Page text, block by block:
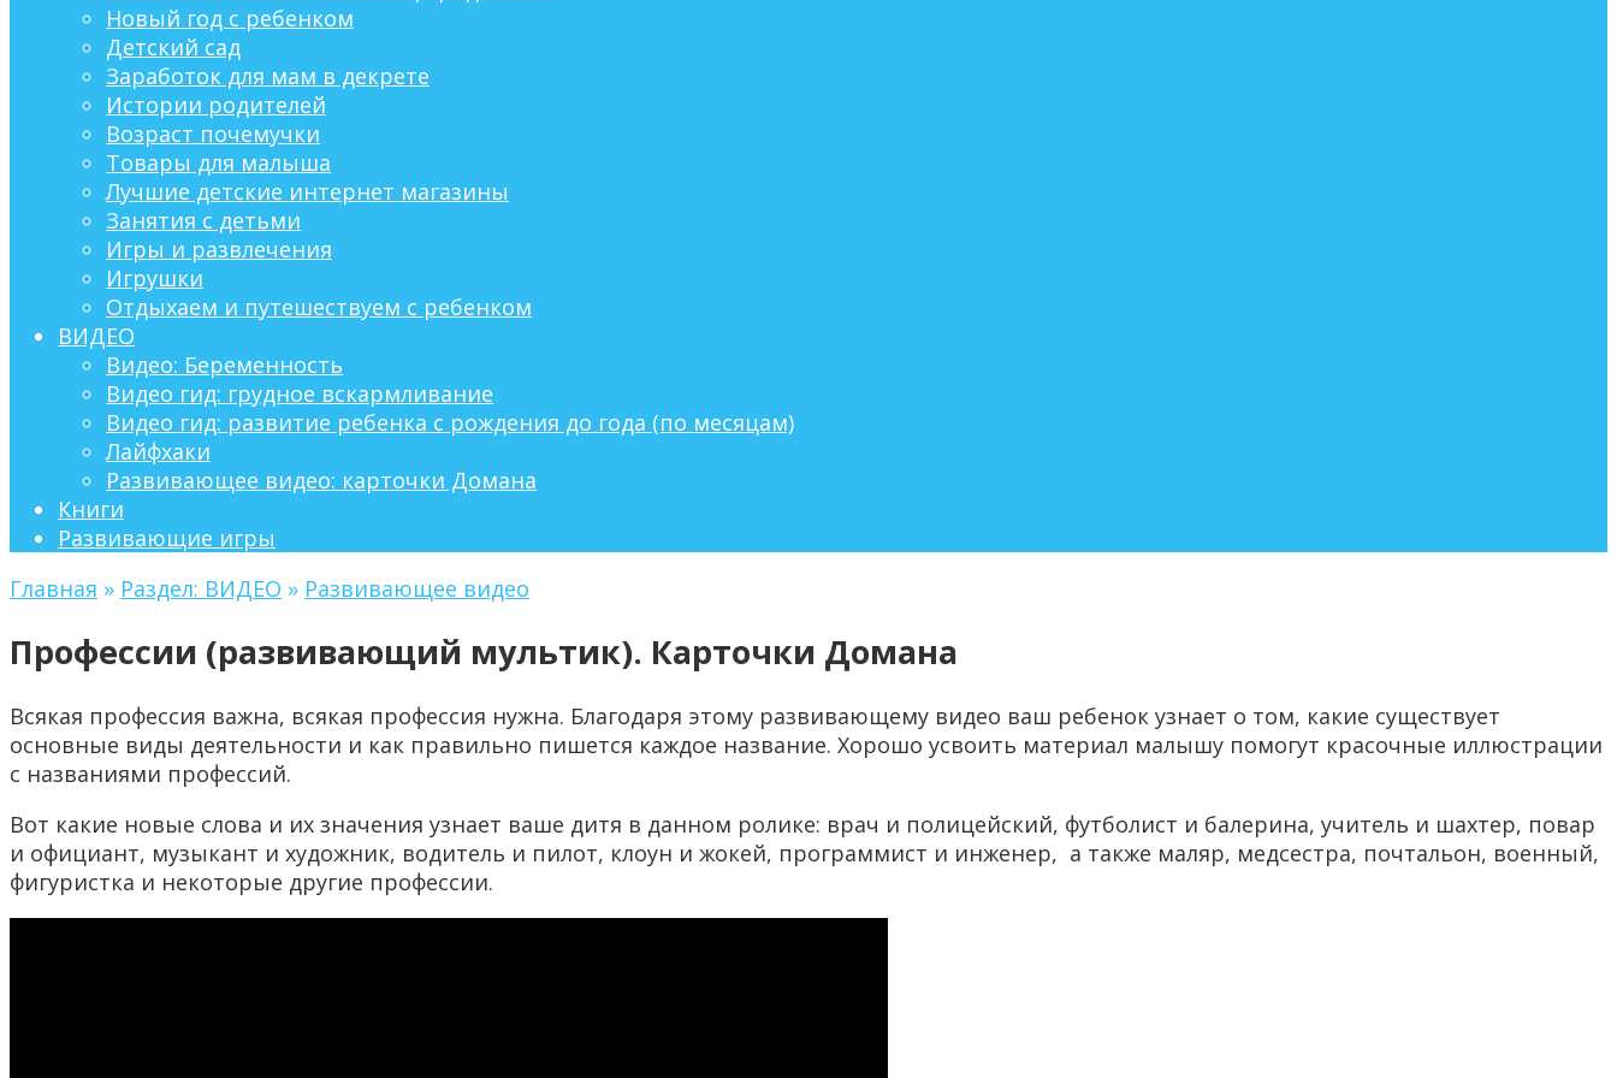
Новый год с ребенком
Детский сад
Заработок для мам в декрете
Истории родителей
Возраст почемучки
Товары для малыша
Лучшие детские интернет магазины
Занятия с детьми
Игры и развлечения
Игрушки
Отдыхаем и путешествуем с ребенком
ВИДЕО
Видео: Беременность
Видео гид: грудное вскармливание
Видео гид: развитие ребенка с рождения до года (по месяцам)
Лайфхаки
Развивающее видео: карточки Домана
Книги
Развивающие игры
Главная » Раздел: ВИДЕО » Развивающее видео
Профессии (развивающий мультик). Карточки Домана
Всякая профессия важна, всякая профессия нужна. Благодаря этому развивающему видео ваш ребенок узнает о том, какие существует
основные виды деятельности и как правильно пишется каждое название. Хорошо усвоить материал малышу помогут красочные иллюстрации
с названиями профессий.
Вот какие новые слова и их значения узнает ваше дитя в данном ролике: врач и полицейский, футболист и балерина, учитель и шахтер, повар
и официант, музыкант и художник, водитель и пилот, клоун и жокей, программист и инженер, а также маляр, медсестра, почтальон, военный,
фигуристка и некоторые другие профессии.